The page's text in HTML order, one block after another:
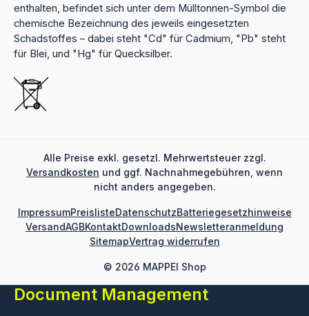
enthalten, befindet sich unter dem Mülltonnen-Symbol die
chemische Bezeichnung des jeweils eingesetzten
Schadstoffes – dabei steht "Cd" für Cadmium, "Pb" steht
für Blei, und "Hg" für Quecksilber.
Alle Preise exkl. gesetzl. Mehrwertsteuer zzgl.
Versandkosten und ggf. Nachnahmegebühren, wenn
nicht anders angegeben.
© 2026 MAPPEI Shop
ImpressumPreislisteDatenschutzBatteriegesetzhinweise
VersandAGBKontaktDownloadsNewsletteranmeldung
SitemapVertrag widerrufen
Document Management